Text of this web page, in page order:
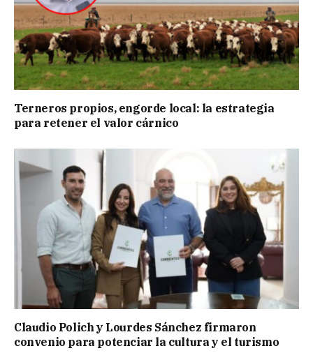
Terneros propios, engorde local: la estrategia
para retener el valor cárnico
Claudio Polich y Lourdes Sánchez firmaron
convenio para potenciar la cultura y el turismo